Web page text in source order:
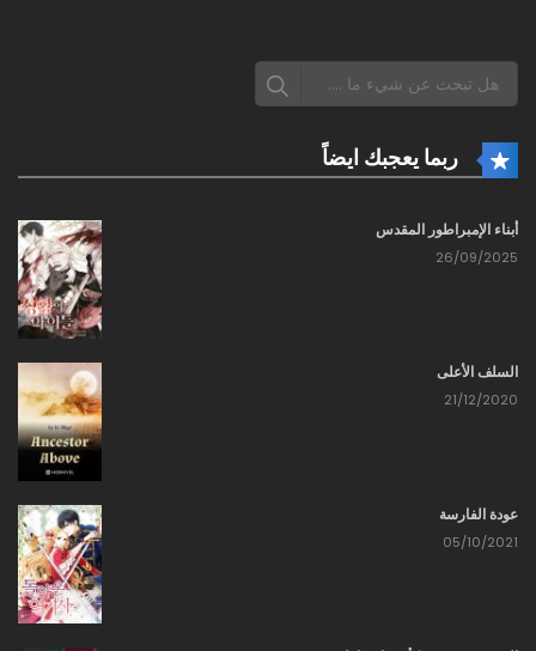
ربما يعجبك ايضاً
أبناء الإمبراطور المقدس
26/09/2025
السلف الأعلى
21/12/2020
عودة الفارسة
05/10/2021